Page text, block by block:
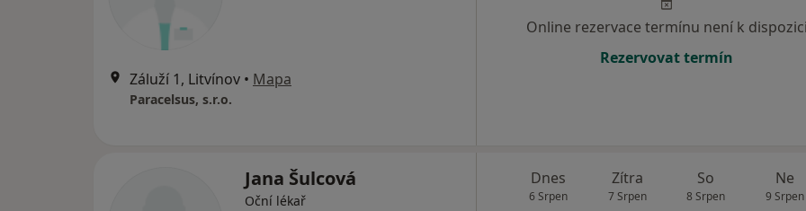
Záluží 1, Litvínov • Mapa
Paracelsus, s.r.o.
Online rezervace termínu není k dispozici
Rezervovat termín
Jana Šulcová
Oční lékař
Dnes
6 Srpen
Zítra
7 Srpen
So
8 Srpen
Ne
9 Srpen